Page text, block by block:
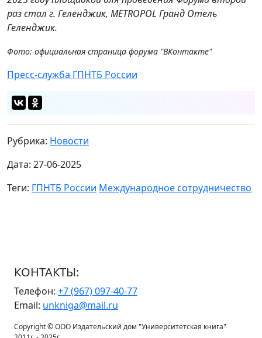
раз стал г. Геленджик, METROPOL Гранд Отель
Геленджик.
Фото: официальная страница форума "ВКонтакте"
Пресс-служба ГПНТБ России
Рубрика: Новости
Дата: 27-06-2025
Теги: ГПНТБ России Международное сотрудничество
КОНТАКТЫ:
Телефон: +7 (967) 097-40-77
Email: unkniga@mail.ru
Copyright © ООО Издательский дом "Университетская книга"